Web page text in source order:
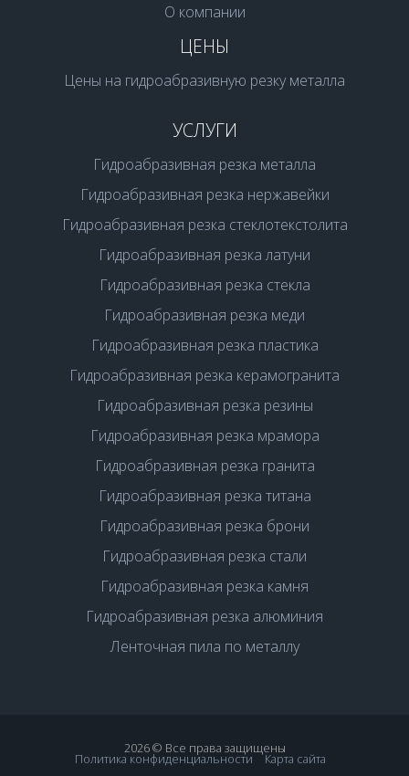
О компании
ЦЕНЫ
Цены на гидроабразивную резку металла
УСЛУГИ
Гидроабразивная резка металла
Гидроабразивная резка нержавейки
Гидроабразивная резка стеклотекстолита
Гидроабразивная резка латуни
Гидроабразивная резка стекла
Гидроабразивная резка меди
Гидроабразивная резка пластика
Гидроабразивная резка керамогранита
Гидроабразивная резка резины
Гидроабразивная резка мрамора
Гидроабразивная резка гранита
Гидроабразивная резка титана
Гидроабразивная резка брони
Гидроабразивная резка стали
Гидроабразивная резка камня
Гидроабразивная резка алюминия
Ленточная пила по металлу
2026 © Все права защищены
Политика конфиденциальности Карта сайта